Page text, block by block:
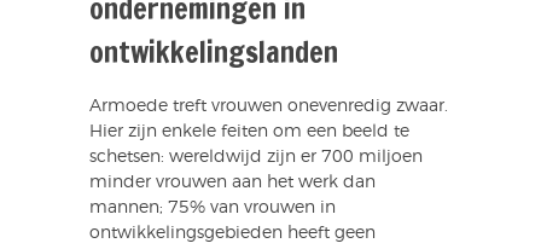
ondernemingen in
ontwikkelingslanden
Armoede treft vrouwen onevenredig zwaar.
Hier zijn enkele feiten om een beeld te
schetsen: wereldwijd zijn er 700 miljoen
minder vrouwen aan het werk dan
mannen; 75% van vrouwen in
ontwikkelingsgebieden heeft geen